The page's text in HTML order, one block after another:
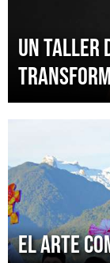
Un taller
El arte